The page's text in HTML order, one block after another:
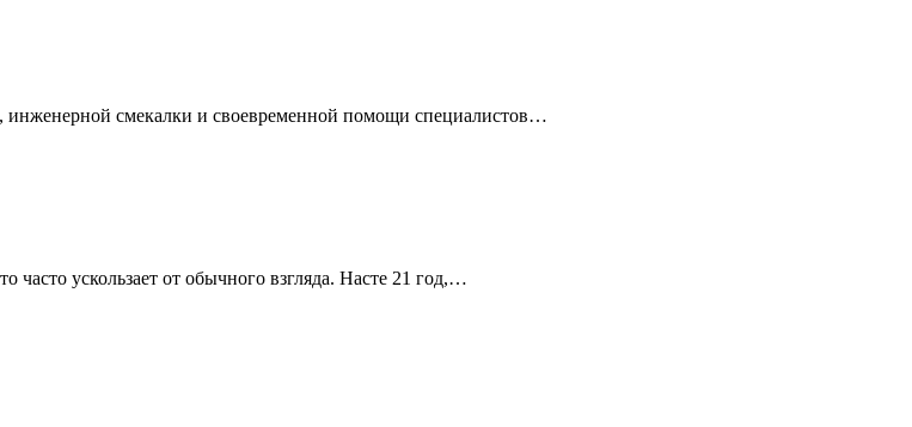
инженерной смекалки и своевременной помощи специалистов…
часто ускользает от обычного взгляда. Насте 21 год,…